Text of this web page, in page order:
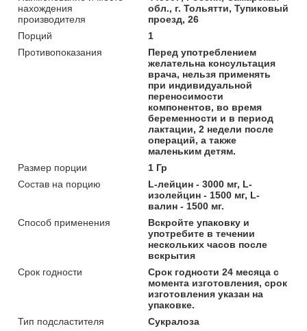
нахождения
производителя
обл., г. Тольятти, Тупиковый
проезд, 26
Порций
1
Противопоказания
Перед употреблением
желательна консультация
врача, нельзя применять
при индивидуальной
переносимости
компонентов, во время
беременности и в период
лактации, 2 недели после
операций, а также
маленьким детям.
Размер порции
1 Гр
Состав на порцию
L-лейцин - 3000 мг, L-
изолейцин - 1500 мг, L-
валин - 1500 мг.
Способ применения
Вскройте упаковку и
употребите в течении
нескольких часов после
вскрытия
Срок годности
Срок годности 24 месяца с
момента изготовления, срок
изготовления указан на
упаковке.
Тип подсластителя
Сукралоза